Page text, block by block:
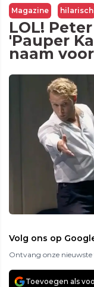
Magazine hilarisch
LOL!
'Pauper
naam
Volg ons op
Ontvang onze nieuwste
Toevoegen als